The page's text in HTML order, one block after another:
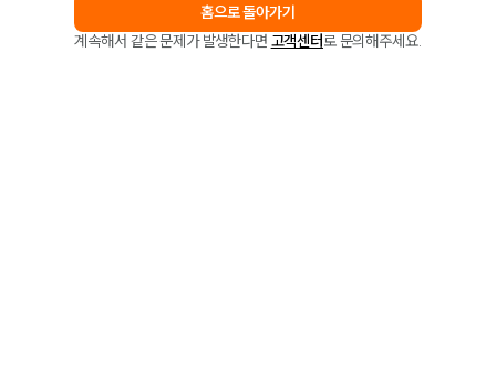
홈으로 돌아가기
계속해서 같은 문제가 발생한다면 고객센터로 문의해주세요.